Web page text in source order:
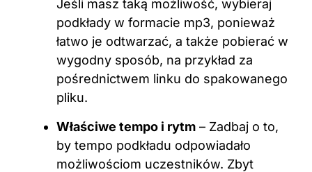
Jeśli masz taką możliwość, wybieraj
podkłady w formacie mp3, ponieważ
łatwo je odtwarzać, a także pobierać w
wygodny sposób, na przykład za
pośrednictwem linku do spakowanego
pliku.
Właściwe tempo i rytm – Zadbaj o to,
by tempo podkładu odpowiadało
możliwościom uczestników. Zbyt